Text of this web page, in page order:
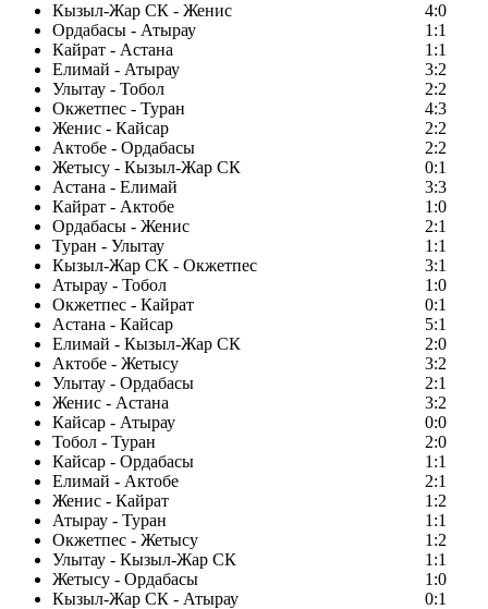
Кызыл-Жар СК - Женис
4:0
Ордабасы - Атырау
1:1
Кайрат - Астана
1:1
Елимай - Атырау
3:2
Улытау - Тобол
2:2
Окжетпес - Туран
4:3
Женис - Кайсар
2:2
Актобе - Ордабасы
2:2
Жетысу - Кызыл-Жар СК
0:1
Астана - Елимай
3:3
Кайрат - Актобе
1:0
Ордабасы - Женис
2:1
Туран - Улытау
1:1
Кызыл-Жар СК - Окжетпес
3:1
Атырау - Тобол
1:0
Окжетпес - Кайрат
0:1
Астана - Кайсар
5:1
Елимай - Кызыл-Жар СК
2:0
Актобе - Жетысу
3:2
Улытау - Ордабасы
2:1
Женис - Астана
3:2
Кайсар - Атырау
0:0
Тобол - Туран
2:0
Кайсар - Ордабасы
1:1
Елимай - Актобе
2:1
Женис - Кайрат
1:2
Атырау - Туран
1:1
Окжетпес - Жетысу
1:2
Улытау - Кызыл-Жар СК
1:1
Жетысу - Ордабасы
1:0
Кызыл-Жар СК - Атырау
0:1